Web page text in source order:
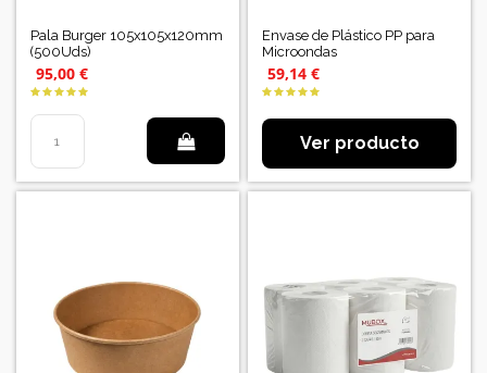
Pala Burger 105x105x120mm
(500Uds)
95,00 €
Envase de Plástico PP para
Microondas
59,14 €
Ver producto